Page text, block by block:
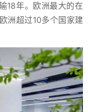
18年。欧洲最大的在
洲超过10多个国家建